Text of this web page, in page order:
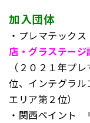
加入団体
・プレマテック
店・グラステー
（２０２１年プ
位、インテグラ
エリア第２位）
・関西ペイント